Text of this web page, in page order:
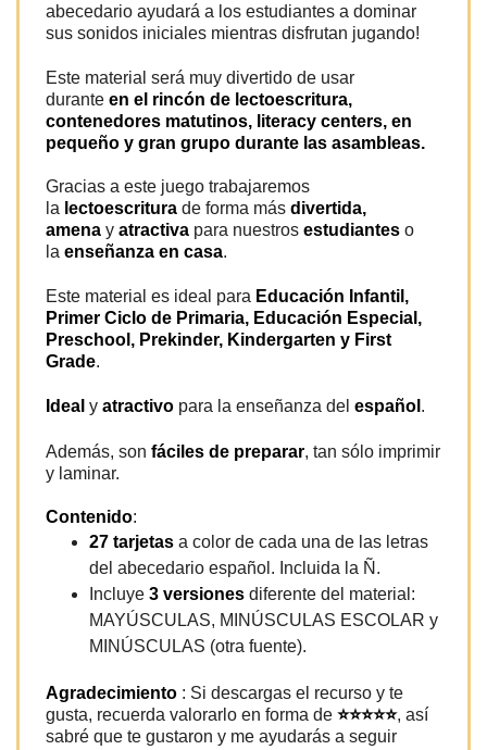
abecedario ayudará a los estudiantes a dominar
sus sonidos iniciales mientras disfrutan jugando!
Este material será muy divertido de usar
durante en el rincón de lectoescritura,
contenedores matutinos, literacy centers, en
pequeño y gran grupo durante las asambleas.
Gracias a este juego trabajaremos
la lectoescritura de forma más divertida,
amena y atractiva para nuestros estudiantes o
la enseñanza en casa.
Este material es ideal para Educación Infantil,
Primer Ciclo de Primaria, Educación Especial,
Preschool, Prekinder, Kindergarten y First
Grade.
Ideal y atractivo para la enseñanza del español .
Además, son fáciles de preparar, tan sólo imprimir
y laminar.
Contenido:
27 tarjetas a color de cada una de las letras
del abecedario español. Incluida la Ñ.
Incluye 3 versiones diferente del material:
MAYÚSCULAS, MINÚSCULAS ESCOLAR y
MINÚSCULAS (otra fuente).
Agradecimiento : Si descargas el recurso y te
gusta, recuerda valorarlo en forma de ⭐⭐⭐⭐⭐, así
sabré que te gustaron y me ayudarás a seguir